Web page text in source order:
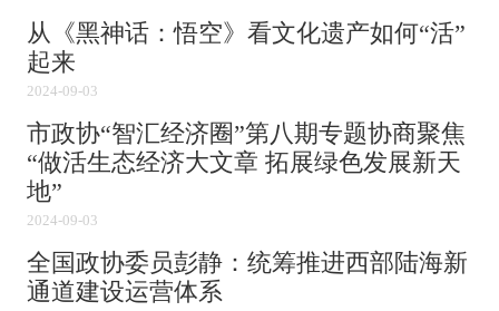
从《黑神话：悟空》看文化遗产如何“活”
起来
2024-09-03
市政协“智汇经济圈”第八期专题协商聚焦
“做活生态经济大文章 拓展绿色发展新天
地”
2024-09-03
全国政协委员彭静：统筹推进西部陆海新
通道建设运营体系